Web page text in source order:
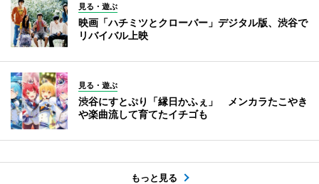
見る・遊ぶ
映画「ハチミツとクローバー」デジタル版、渋谷で
リバイバル上映
見る・遊ぶ
渋谷にすとぷり「縁日かふぇ」 メンカラたこやき
や楽曲流して育てたイチゴも
もっと見る